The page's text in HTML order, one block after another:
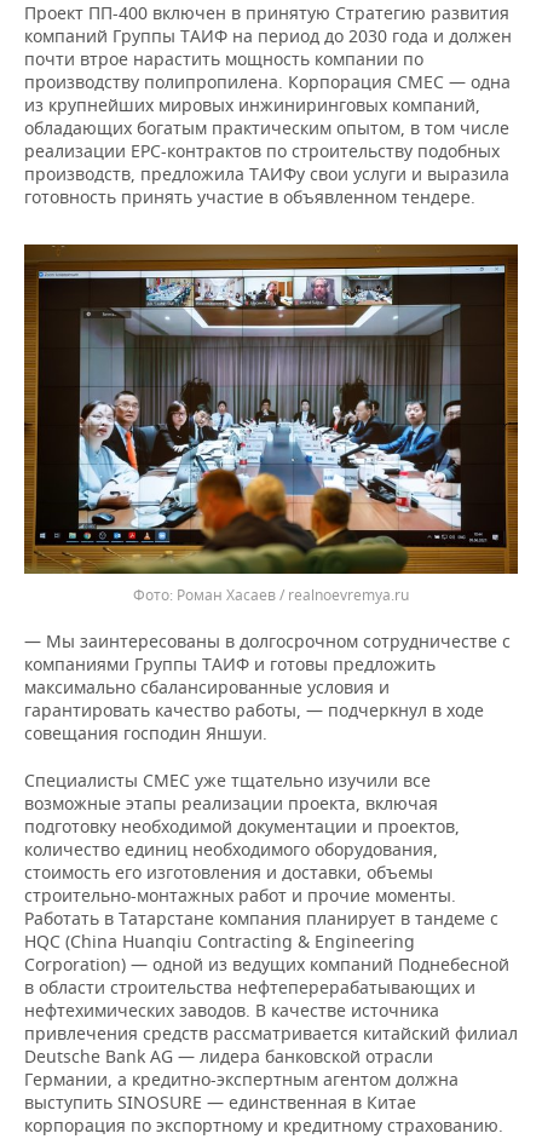
ХОККЕЙ С МЯЧОМ
ПРОИСШЕСТВИЯ
Проект ПП-400 включен в принятую Стратегию развития
компаний Группы ТАИФ на период до 2030 года и должен
почти втрое нарастить мощность компании по
производству полипропилена. Корпорация СМЕС — одна
из крупнейших мировых инжиниринговых компаний,
обладающих богатым практическим опытом, в том числе
реализации EPC-контрактов по строительству подобных
производств, предложила ТАИФу свои услуги и выразила
готовность принять участие в объявленном тендере.
Фото: Роман Хасаев / realnoevremya.ru
— Мы заинтересованы в долгосрочном сотрудничестве с
компаниями Группы ТАИФ и готовы предложить
максимально сбалансированные условия и
гарантировать качество работы, — подчеркнул в ходе
совещания господин Яншуи.
Специалисты СМЕС уже тщательно изучили все
возможные этапы реализации проекта, включая
подготовку необходимой документации и проектов,
количество единиц необходимого оборудования,
стоимость его изготовления и доставки, объемы
строительно-монтажных работ и прочие моменты.
Работать в Татарстане компания планирует в тандеме с
HQC (China Huanqiu Contracting & Engineering
Corporation) — одной из ведущих компаний Поднебесной
в области строительства нефтеперерабатывающих и
нефтехимических заводов. В качестве источника
привлечения средств рассматривается китайский филиал
Deutsche Bank AG — лидера банковской отрасли
Германии, а кредитно-экспертным агентом должна
выступить SINOSURE — единственная в Китае
корпорация по экспортному и кредитному страхованию.